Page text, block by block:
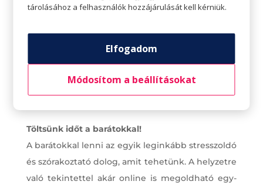
Töltsünk időt a barátokkal!
A barátokkal lenni az egyik leginkább stresszoldó
és szórakoztató dolog, amit tehetünk. A helyzetre
való tekintettel akár online is megoldható egy-
tárolásához a felhasználók hozzájárulását kell kérniük.
Elfogadom
Módosítom a beállításokat